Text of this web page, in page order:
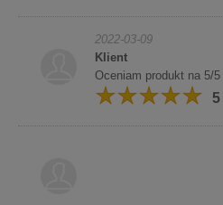
2022-03-09
Klient
Oceniam produkt na 5/5
5